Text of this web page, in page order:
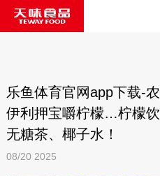
乐鱼体育官网app下载-
伊利押宝嚼柠檬…柠檬
无糖茶、椰子水！
08/20 2025